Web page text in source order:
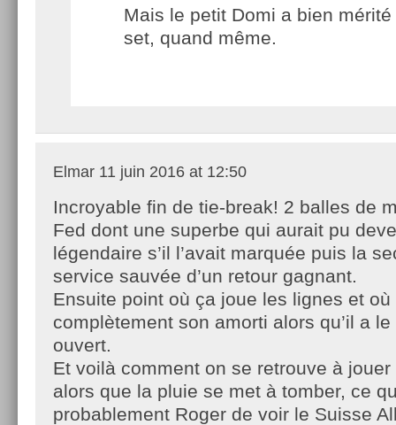
Mais le petit Domi a bien
set, quand même.
Elmar 11 juin 2016 at 12:50
Incroyable fin de tie-break! 2 balles de
Fed dont une superbe qui aurait pu
légendaire s’il l’avait marquée puis la
service sauvée d’un retour gagnant.
Ensuite point où ça joue les lignes et où
complètement son amorti alors qu’il a
ouvert.
Et voilà comment on se retrouve à
alors que la pluie se met à tomber, ce
probablement Roger de voir le Suisse